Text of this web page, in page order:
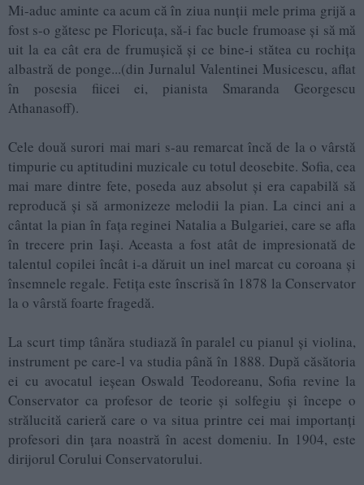
Mi-aduc aminte ca acum că în ziua nunții mele prima grijă a
fost s-o gătesc pe Floricuța, să-i fac bucle frumoase și să mă
uit la ea cât era de frumușică și ce bine-i stătea cu rochița
albastră de ponge...(din Jurnalul Valentinei Musicescu, aflat
în posesia fiicei ei, pianista Smaranda Georgescu
Athanasoff).
Cele două surori mai mari s-au remarcat încă de la o vârstă
timpurie cu aptitudini muzicale cu totul deosebite. Sofia, cea
mai mare dintre fete, poseda auz absolut și era capabilă să
reproducă și să armonizeze melodii la pian. La cinci ani a
cântat la pian în fața reginei Natalia a Bulgariei, care se afla
în trecere prin Iași. Aceasta a fost atât de impresionată de
talentul copilei încât i-a dăruit un inel marcat cu coroana și
însemnele regale. Fetița este înscrisă în 1878 la Conservator
la o vârstă foarte fragedă.
La scurt timp tânăra studiază în paralel cu pianul și violina,
instrument pe care-l va studia până în 1888. După căsătoria
ei cu avocatul ieșean Oswald Teodoreanu, Sofia revine la
Conservator ca profesor de teorie și solfegiu și începe o
strălucită carieră care o va situa printre cei mai importanți
profesori din țara noastră în acest domeniu. In 1904, este
dirijorul Corului Conservatorului.